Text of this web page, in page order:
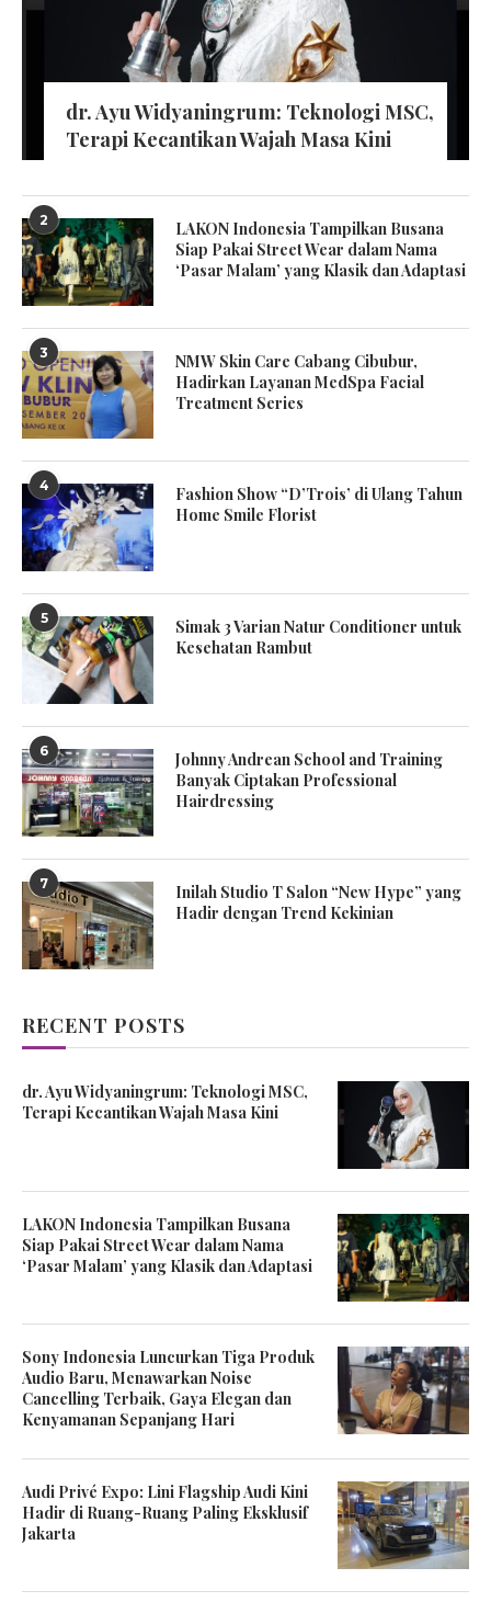
dr. Ayu Widyaningrum: Teknologi MSC,
Terapi Kecantikan Wajah Masa Kini
2
LAKON Indonesia Tampilkan Busana
Siap Pakai Street Wear dalam Nama
‘Pasar Malam’ yang Klasik dan Adaptasi
3
NMW Skin Care Cabang Cibubur,
Hadirkan Layanan MedSpa Facial
Treatment Series
4
Fashion Show “D’Trois’ di Ulang Tahun
Home Smile Florist
5
Simak 3 Varian Natur Conditioner untuk
Kesehatan Rambut
6
Johnny Andrean School and Training
Banyak Ciptakan Professional
Hairdressing
7
Inilah Studio T Salon “New Hype” yang
Hadir dengan Trend Kekinian
RECENT POSTS
dr. Ayu Widyaningrum: Teknologi MSC,
Terapi Kecantikan Wajah Masa Kini
LAKON Indonesia Tampilkan Busana
Siap Pakai Street Wear dalam Nama
‘Pasar Malam’ yang Klasik dan Adaptasi
Sony Indonesia Luncurkan Tiga Produk
Audio Baru, Menawarkan Noise
Cancelling Terbaik, Gaya Elegan dan
Kenyamanan Sepanjang Hari
Audi Privé Expo: Lini Flagship Audi Kini
Hadir di Ruang-Ruang Paling Eksklusif
Jakarta